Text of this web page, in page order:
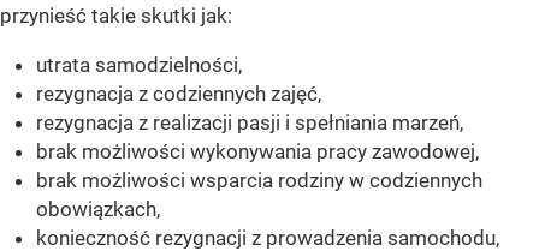
przynieść takie skutki jak:
utrata samodzielności,
rezygnacja z codziennych zajęć,
rezygnacja z realizacji pasji i spełniania marzeń,
brak możliwości wykonywania pracy zawodowej,
brak możliwości wsparcia rodziny w codziennych
obowiązkach,
konieczność rezygnacji z prowadzenia samochodu,